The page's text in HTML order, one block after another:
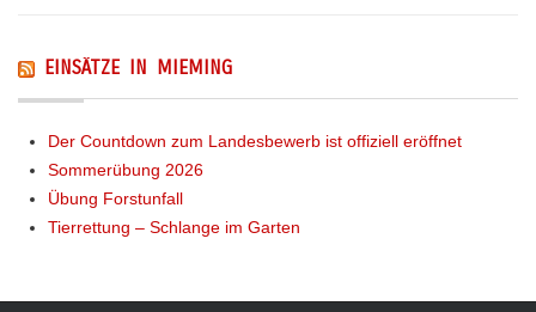
EINSÄTZE IN MIEMING
Der Countdown zum Landesbewerb ist offiziell eröffnet
Sommerübung 2026
Übung Forstunfall
Tierrettung – Schlange im Garten